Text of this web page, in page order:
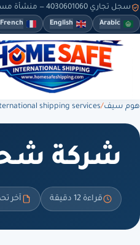
سجل تجاري 4030601060 — منشأة مسجّلة
Arabic
English
French
هوم سيف/
shipping services
شركة
قراءة 12 دقيقة آخر تحديث 19